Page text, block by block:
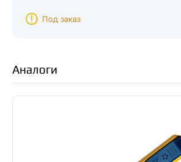
Провод длиной 0,5 метра с зажимом
и штрих-код.
Изолированная рукоятка и жало.
Под заказ
Аналоги